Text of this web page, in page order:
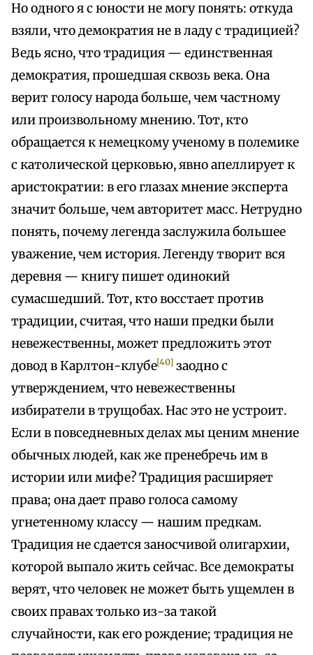
Но одного я с юности не могу понять: откуда
взяли, что демократия не в ладу с традицией?
Ведь ясно, что традиция — единственная
демократия, прошедшая сквозь века. Она
верит голосу народа больше, чем частному
или произвольному мнению. Тот, кто
обращается к немецкому ученому в полемике
с католической церковью, явно апеллирует к
аристократии: в его глазах мнение эксперта
значит больше, чем авторитет масс. Нетрудно
понять, почему легенда заслужила большее
уважение, чем история. Легенду творит вся
деревня — книгу пишет одинокий
сумасшедший. Тот, кто восстает против
традиции, считая, что наши предки были
невежественны, может предложить этот
довод в Карлтон-клубе[40] заодно с
утверждением, что невежественны
избиратели в трущобах. Нас это не устроит.
Если в повседневных делах мы ценим мнение
обычных людей, как же пренебречь им в
истории или мифе? Традиция расширяет
права; она дает право голоса самому
угнетенному классу — нашим предкам.
Традиция не сдается заносчивой олигархии,
которой выпало жить сейчас. Все демократы
верят, что человек не может быть ущемлен в
своих правах только из-за такой
случайности, как его рождение; традиция не